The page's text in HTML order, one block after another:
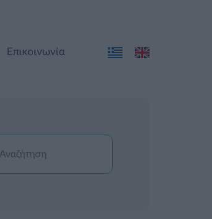
Επικοινωνία